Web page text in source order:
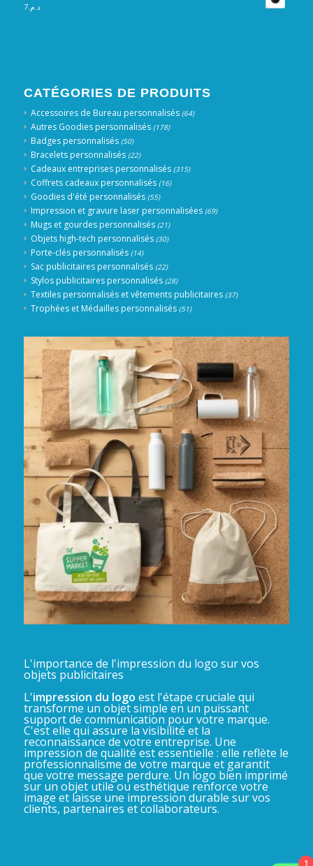
د.م.7
CATÉGORIES DE PRODUITS
Accessoires de Bureau personnalisés (64)
Autres Goodies personnalisés (178)
Badges personnalisés (50)
Bracelets personnalisés (22)
Cadeaux entreprises personnalisés (315)
Coffrets cadeaux personnalisés (16)
Goodies d'été personnalisés (55)
Impression et gravure laser personnalisées (69)
Mugs et gourdes personnalisés (21)
Objets high-tech personnalisés (30)
Porte-clés personnalisés (14)
Sac publicitaires personnalisés (22)
Stylos publicitaires personnalisés (28)
Textiles personnalisés et vêtements publicitaires (37)
Trophées et Médailles personnalisés (51)
L'importance de l'impression du logo sur vos
objets publicitaires
L'impression du logo est l'étape cruciale qui
transforme un objet simple en un puissant
support de communication pour votre marque.
C'est elle qui assure la visibilité et la
reconnaissance de votre entreprise. Une
impression de qualité est essentielle : elle reflète le
professionnalisme de votre marque et garantit
que votre message perdure. Un logo bien imprimé
sur un objet utile ou esthétique renforce votre
image et laisse une impression durable sur vos
clients, partenaires et collaborateurs.
1